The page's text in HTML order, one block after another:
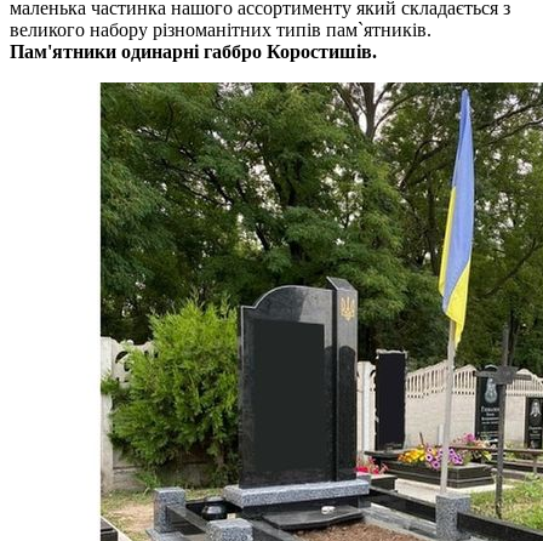
маленька частинка нашого ассортименту який складається з
великого набору різноманітних типів пам`ятників.
Пам'ятники одинарні габбро Коростишів.